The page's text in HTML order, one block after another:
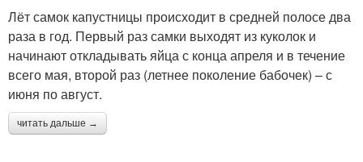
Лёт самок капустницы происходит в средней полосе два
раза в год. Первый раз самки выходят из куколок и
начинают откладывать яйца с конца апреля и в течение
всего мая, второй раз (летнее поколение бабочек) – с
июня по август.
читать дальше →